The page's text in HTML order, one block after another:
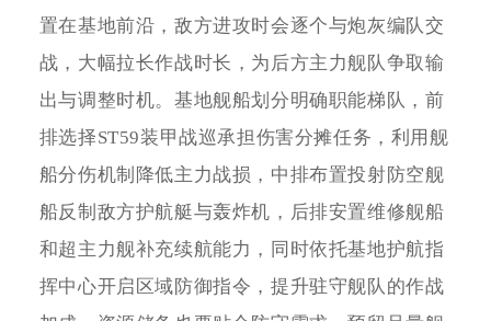
置在基地前沿，敌方进攻时会逐个与炮灰编队交
战，大幅拉长作战时长，为后方主力舰队争取输
出与调整时机。基地舰船划分明确职能梯队，前
排选择ST59装甲战巡承担伤害分摊任务，利用舰
船分伤机制降低主力战损，中排布置投射防空舰
船反制敌方护航艇与轰炸机，后排安置维修舰船
和超主力舰补充续航能力，同时依托基地护航指
挥中心开启区域防御指令，提升驻守舰队的作战